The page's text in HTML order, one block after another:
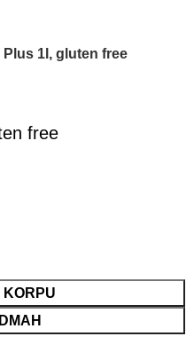
1l, gluten free
free
KORPU